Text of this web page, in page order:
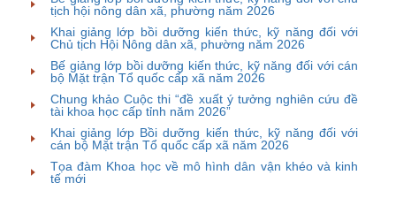
tịch hội nông dân xã, phường năm 2026
Khai giảng lớp bồi dưỡng kiến thức, kỹ năng đối với
Chủ tịch Hội Nông dân xã, phường năm 2026
Bế giảng lớp bồi dưỡng kiến thức, kỹ năng đối với cán
bộ Mặt trận Tổ quốc cấp xã năm 2026
Chung khảo Cuộc thi “đề xuất ý tưởng nghiên cứu đề
tài khoa học cấp tỉnh năm 2026”
Khai giảng lớp Bồi dưỡng kiến thức, kỹ năng đối với
cán bộ Mặt trận Tổ quốc cấp xã năm 2026
Tọa đàm Khoa học về mô hình dân vận khéo và kinh
tế mới